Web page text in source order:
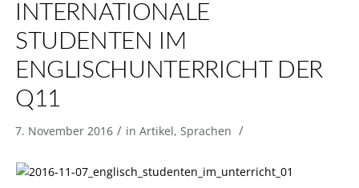
INTERNATIONALE
STUDENTEN IM
ENGLISCHUNTERRICHT DER
Q11
7. November 2016 / in Artikel, Sprachen /